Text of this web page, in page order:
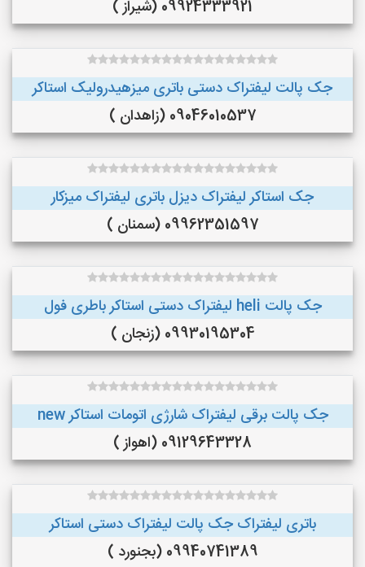
09924333921 (شیراز )
جک پالت لیفتراک دستی باتری میزهیدرولیک استاکر
09046010537 (زاهدان )
جک استاکر لیفتراک دیزل باتری لیفتراک میزکار
09962351597 (سمنان )
جک پالت heli لیفتراک دستی استاکر باطری فول
09930195304 (زنجان )
جک پالت برقی لیفتراک شارژی اتومات استاکر new
09129643328 (اهواز )
باتری لیفتراک جک پالت لیفتراک دستی استاکر
09940741389 (بجنورد )